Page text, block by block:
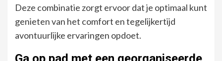
Deze combinatie zorgt ervoor dat je optimaal kunt
genieten van het comfort en tegelijkertijd
avontuurlijke ervaringen opdoet.